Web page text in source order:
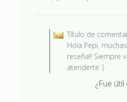
Título de
Hola Pepi,
reseña!! Siempre
atenderte :)
¿Fue